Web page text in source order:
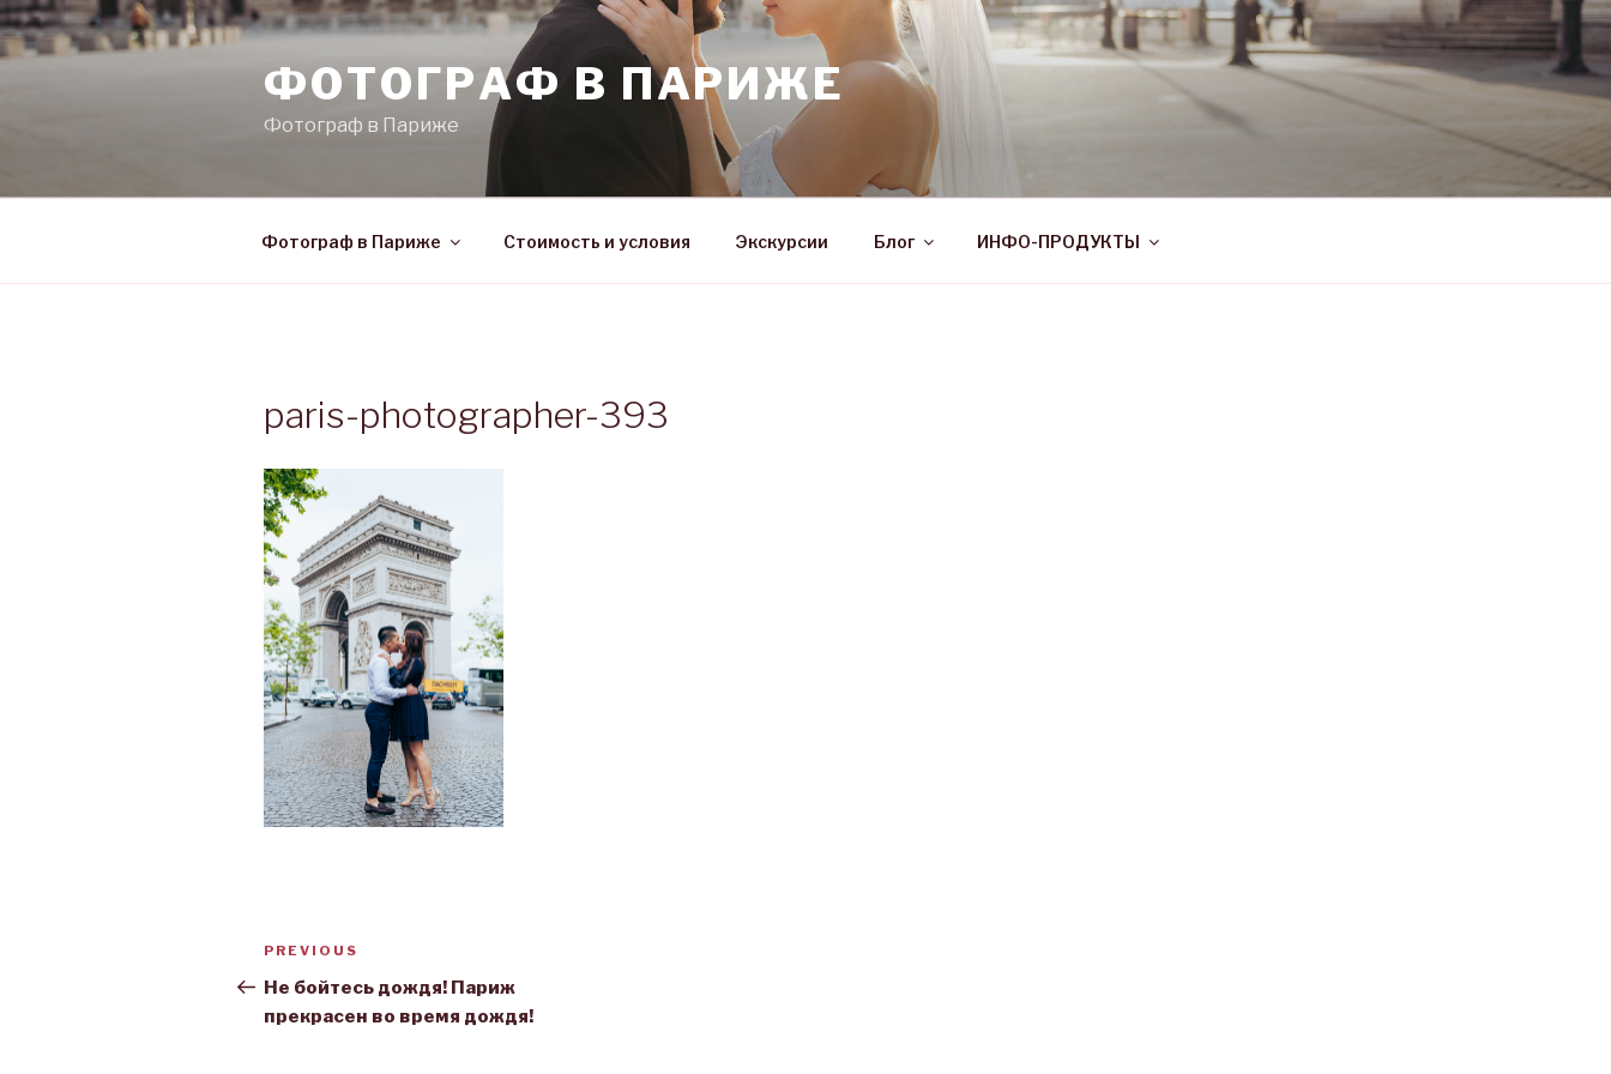
Skip
to
ФОТОГРАФ В ПАРИЖЕ
Фотограф в Париже
Фотограф в Париже Стоимость и условия Экскурсии Блог ИНФО-ПРОДУКТЫ
paris-photographer-393
Post
navigation
Previous
Post
PREVIOUS
Не бойтесь дождя! Париж
прекрасен во время дождя!